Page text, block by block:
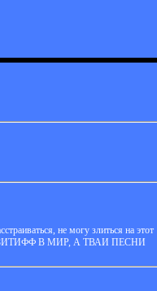
не могу злиться на этот
В МИР, А ТВАИ ПЕСНИ